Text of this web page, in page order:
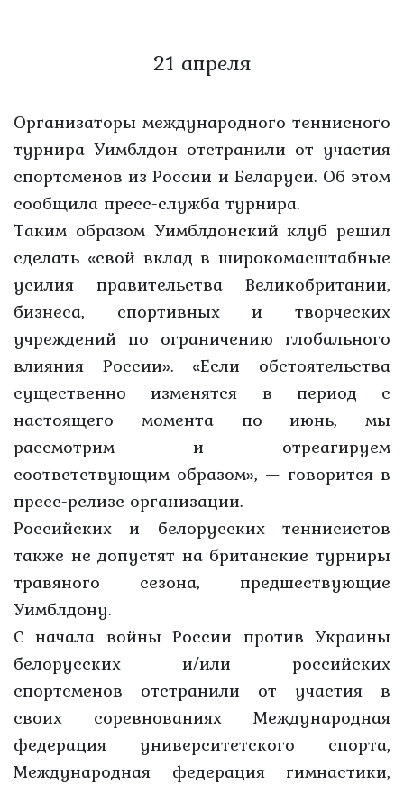
21 апреля
Организаторы международного теннисного
турнира Уимблдон отстранили от участия
спортсменов из России и Беларуси. Об этом
сообщила пресс-служба турнира.
Таким образом Уимблдонский клуб решил
сделать «свой вклад в широкомасштабные
усилия правительства Великобритании,
бизнеса, спортивных и творческих
учреждений по ограничению глобального
влияния России». «Если обстоятельства
существенно изменятся в период с
настоящего момента по июнь, мы
рассмотрим и отреагируем
соответствующим образом», — говорится в
пресс-релизе организации.
Российских и белорусских теннисистов
также не допустят на британские турниры
травяного сезона, предшествующие
Уимблдону.
С начала войны России против Украины
белорусских и/или российских
спортсменов отстранили от участия в
своих соревнованиях Международная
федерация университетского спорта,
Международная федерация гимнастики,